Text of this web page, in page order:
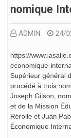
Nomique
ADMIN 24/
https://
economique-
Supérieur général
procédé à trois
Joseph Gilson,
et de la Mission
Rérolle et Juan
Économique